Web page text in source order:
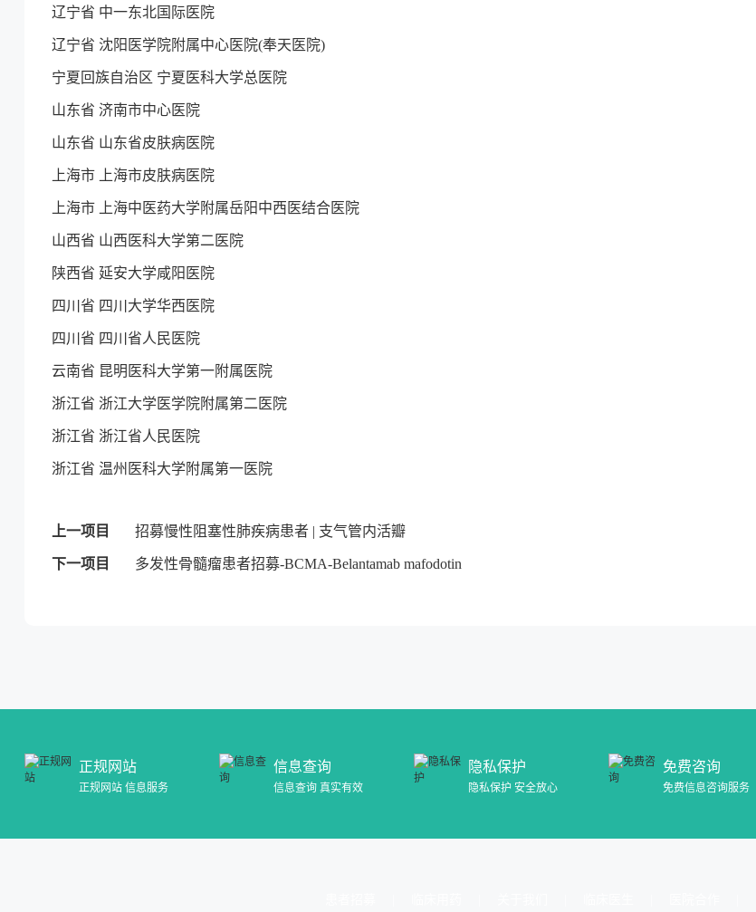
辽宁省 中一东北国际医院
辽宁省 沈阳医学院附属中心医院(奉天医院)
宁夏回族自治区 宁夏医科大学总医院
山东省 济南市中心医院
山东省 山东省皮肤病医院
上海市 上海市皮肤病医院
上海市 上海中医药大学附属岳阳中西医结合医院
山西省 山西医科大学第二医院
陕西省 延安大学咸阳医院
四川省 四川大学华西医院
四川省 四川省人民医院
云南省 昆明医科大学第一附属医院
浙江省 浙江大学医学院附属第二医院
浙江省 浙江省人民医院
浙江省 温州医科大学附属第一医院
上一项目 招募慢性阻塞性肺疾病患者 | 支气管内活瓣
下一项目 多发性骨髓瘤患者招募-BCMA-Belantamab mafodotin
正规网站
正规网站 信息服务
信息查询
信息查询 真实有效
隐私保护
隐私保护 安全放心
免费咨询
免费信息咨询服务